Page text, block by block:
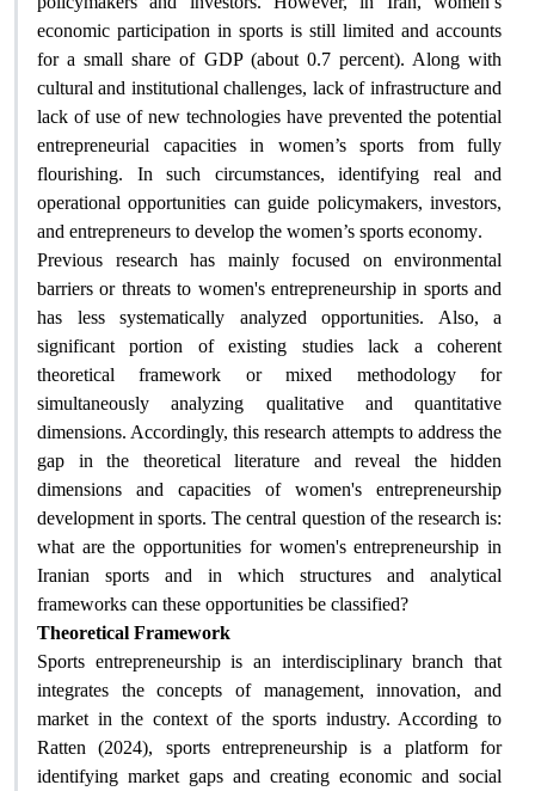
economic participation in sports is still limited and accounts
for a small share of GDP (about 0.7 percent). Along with
cultural and institutional challenges, lack of infrastructure and
lack of use of new technologies have prevented the potential
entrepreneurial capacities in women’s sports from fully
flourishing. In such circumstances, identifying real and
operational opportunities can guide policymakers, investors,
and entrepreneurs to develop the women’s sports economy.
Previous research has mainly focused on environmental
barriers or threats to women's entrepreneurship in sports and
has less systematically analyzed opportunities. Also, a
significant portion of existing studies lack a coherent
theoretical framework or mixed methodology for
simultaneously analyzing qualitative and quantitative
dimensions. Accordingly, this research attempts to address the
gap in the theoretical literature and reveal the hidden
dimensions and capacities of women's entrepreneurship
development in sports. The central question of the research is:
what are the opportunities for women's entrepreneurship in
Iranian sports and in which structures and analytical
frameworks can these opportunities be classified?
Theoretical Framework
Sports entrepreneurship is an interdisciplinary branch that
integrates the concepts of management, innovation, and
market in the context of the sports industry. According to
Ratten (2024), sports entrepreneurship is a platform for
identifying market gaps and creating economic and social